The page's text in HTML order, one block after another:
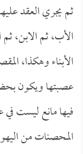
ثم يجري العقد
الأب، ثم الابن،
الأبناء وهكذا،
عصبتها ويكون
فيها مانع ليست
المحصنات من